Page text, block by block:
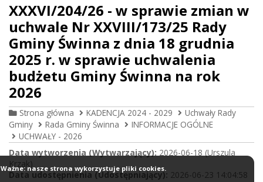
XXXVI/204/26 - w sprawie zmian w
uchwale Nr XXVIII/173/25 Rady
Gminy Świnna z dnia 18 grudnia
2025 r. w sprawie uchwalenia
budżetu Gminy Świnna na rok
2026
Strona główna KADENCJA 2024 - 2029
Uchwały Rady
Gminy
Rada Gminy Świnna
INFORMACJE OGÓLNE
UCHWAŁY - 2026
Data wytworzenia (Wytwarzający): 2026-06-18 (Urszula
Krzak)
Data udostępnienia (Udostępniający): 2026-06-23 14:04:58
Ważne: nasze strona wykorzystuje pliki cookies.